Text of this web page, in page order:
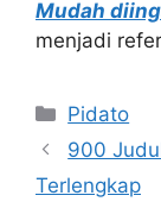
Mudah
menjadi
Kategori
Pidato
900
Terlengkap